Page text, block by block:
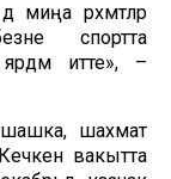
миңа рәхмәтләр
спортта
итте», –
шашка, шахмат
вакытта